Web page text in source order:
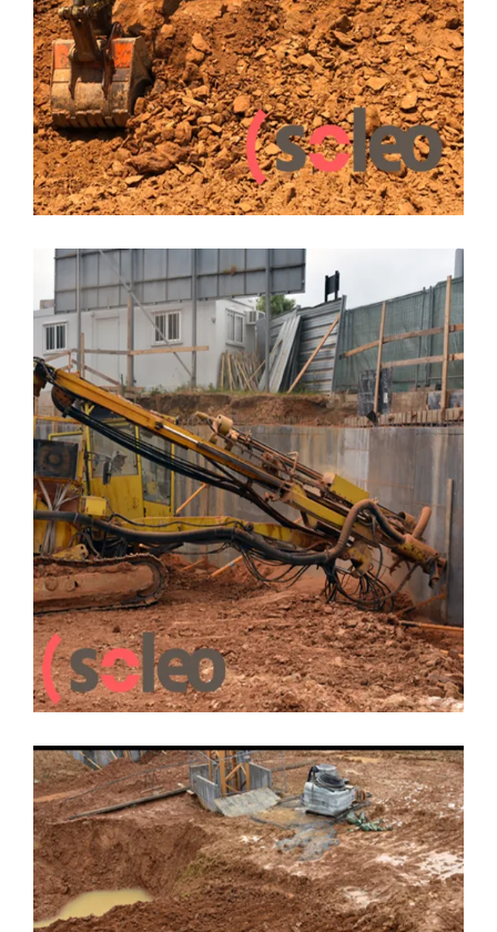
15 JUNIO, 2018
CONSTRUCCION EDIFICIO SOLEO PRADO DE LA VEGA
Un nuevo reto en cimentación,
Edifico Soleo
LEER MÁS
8 JUNIO, 2018
CONSTRUCCION EDIFICIO SOLEO PRADO DE LA VEGA SIN
CATEGORÍA
Plaza de la Enseñanza Nº2,
Edifico Soleo